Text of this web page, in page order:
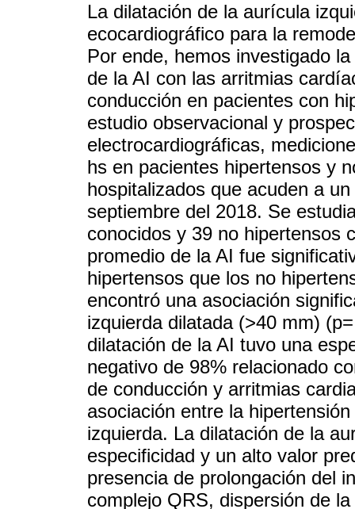
La dilatación de la aurícula
ecocardiográfico para la
Por ende, hemos investigado
de la AI con las arritmias
conducción en pacientes con
estudio observacional y
electrocardiográficas,
hs en pacientes hipertensos y
hospitalizados que acuden a
septiembre del 2018. Se
conocidos y 39 no hipertensos
promedio de la AI fue
hipertensos que los no
encontró una asociación
izquierda dilatada (>40 mm)
dilatación de la AI tuvo una
negativo de 98% relacionado
de conducción y arritmias
asociación entre la
izquierda. La dilatación de la
especificidad y un alto valor
presencia de prolongación del
complejo QRS, dispersión de